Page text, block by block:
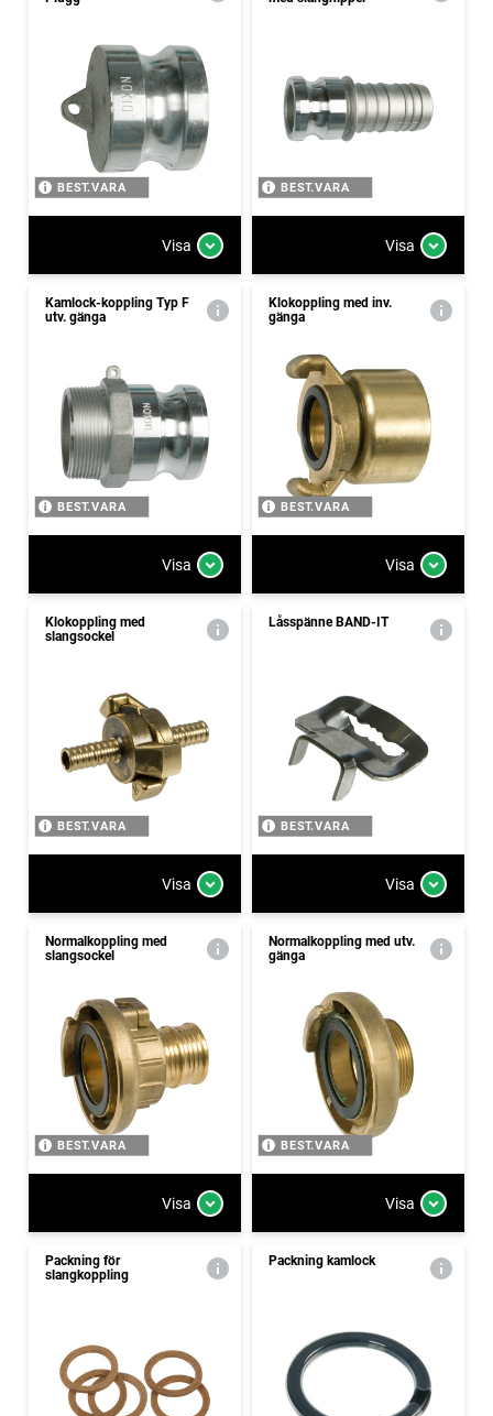
BEST.VARA
Visa
BEST.VARA
Visa
Kamlock-koppling Typ F
utv. gänga
BEST.VARA
Visa
Klokoppling med inv.
gänga
BEST.VARA
Visa
Klokoppling med
slangsockel
BEST.VARA
Visa
Låsspänne BAND-IT
BEST.VARA
Visa
Normalkoppling med
slangsockel
BEST.VARA
Visa
Normalkoppling med utv.
gänga
BEST.VARA
Visa
Packning för
slangkoppling
Packning kamlock